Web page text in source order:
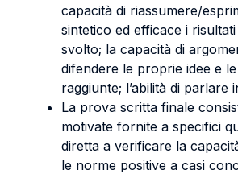
capacità di riassumere/
sintetico ed efficace i
svolto; la capacità di
difendere le proprie idee e
raggiunte; l’abilità di parlare
La prova scritta finale
motivate fornite a specifici
diretta a verificare la
le norme positive a casi